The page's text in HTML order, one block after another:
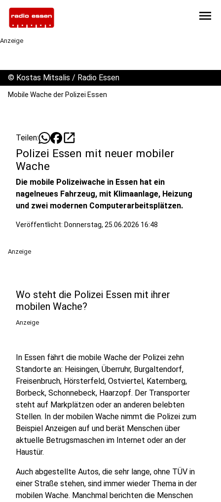
menu
Anzeige
© Kostas Mitsalis / Radio Essen
Mobile Wache der Polizei Essen
Teilen: open_in_new
Polizei Essen mit neuer mobiler
Wache
Die mobile Polizeiwache in Essen hat ein
nagelneues Fahrzeug, mit Klimaanlage, Heizung
und zwei modernen Computerarbeitsplätzen.
Veröffentlicht: Donnerstag, 25.06.2026 16:48
Anzeige
Wo steht die Polizei Essen mit ihrer
mobilen Wache?
Anzeige
In Essen fährt die mobile Wache der Polizei zehn
Standorte an: Heisingen, Überruhr, Burgaltendorf,
Freisenbruch, Hörsterfeld, Ostviertel, Katernberg,
Borbeck, Schonnebeck, Haarzopf. Der Transporter
steht auf Markplätzen oder an anderen belebten
Stellen. In der mobilen Wache nimmt die Polizei zum
Beispiel Anzeigen auf und berät Menschen über
aktuelle Betrugsmaschen im Internet oder an der
Haustür.
Auch abgestellte Autos, die sehr lange, ohne TÜV in
einer Straße stehen, sind immer wieder Thema in der
mobilen Wache. Manchmal berichten die Menschen